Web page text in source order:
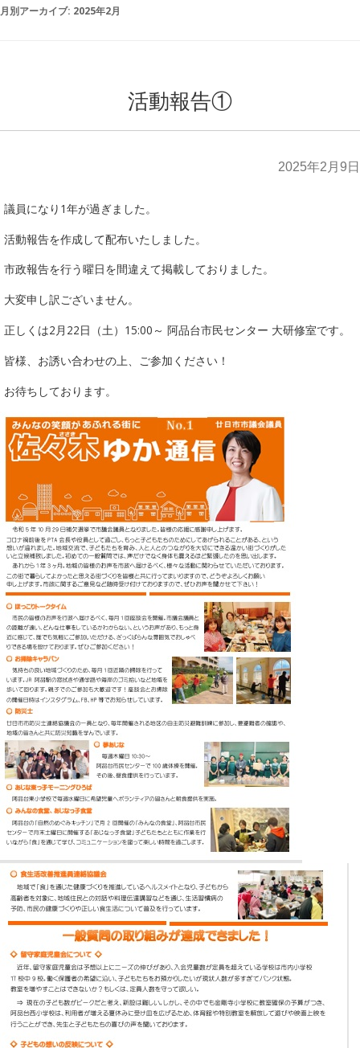
月別アーカイブ: 2025年2月
活動報告①
2025年2月9日
議員になり1年が過ぎました。
活動報告を作成して配布いたしました。
市政報告を行う曜日を間違えて掲載しておりました。
大変申し訳ございません。
正しくは2月22日（土）15:00～ 阿品台市民センター 大研修室です。
皆様、お誘い合わせの上、ご参加ください！
お待ちしております。